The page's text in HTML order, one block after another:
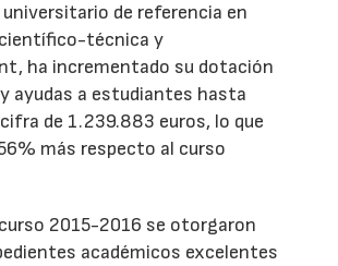
de referencia en
técnica y
ha incrementado su dotación
ayudas a estudiantes hasta
de 1.239.883 euros, lo que
más respecto al curso
2015-2016 se otorgaron
académicos excelentes